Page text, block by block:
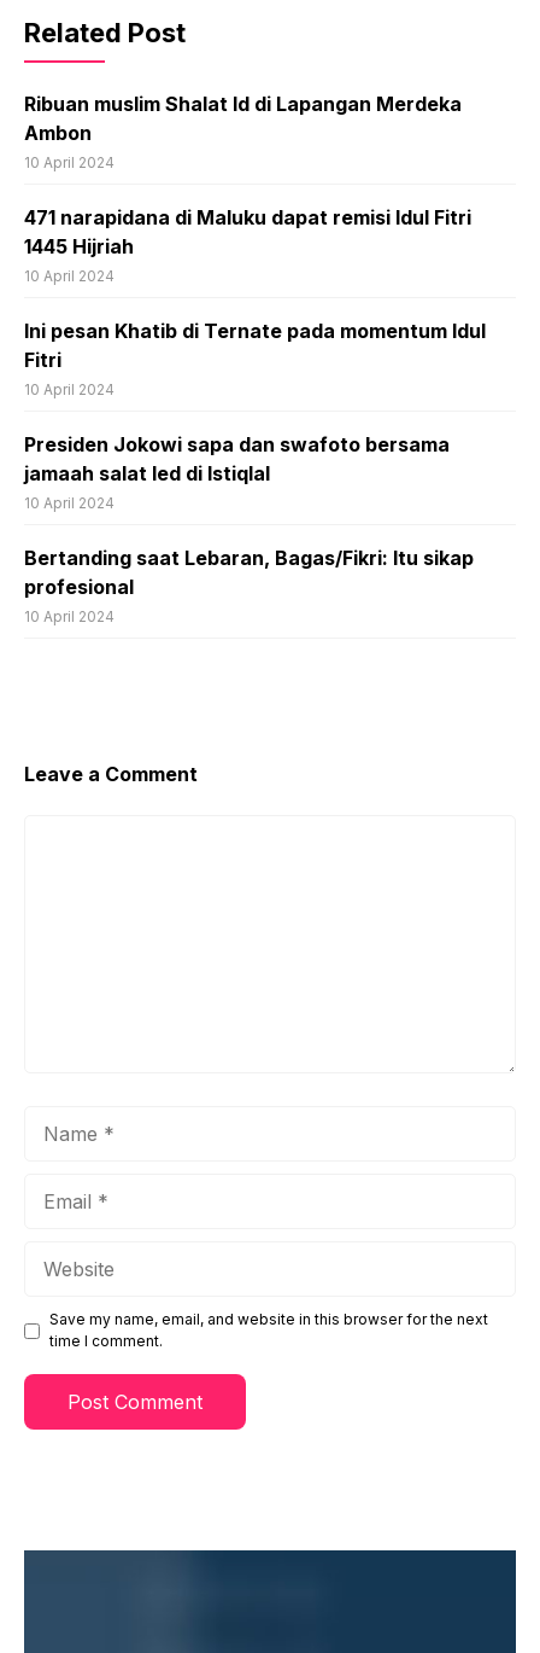
Related Post
Ribuan muslim Shalat Id di Lapangan Merdeka
Ambon
10 April 2024
471 narapidana di Maluku dapat remisi Idul Fitri
1445 Hijriah
10 April 2024
Ini pesan Khatib di Ternate pada momentum Idul
Fitri
10 April 2024
Presiden Jokowi sapa dan swafoto bersama
jamaah salat Ied di Istiqlal
10 April 2024
Bertanding saat Lebaran, Bagas/Fikri: Itu sikap
profesional
10 April 2024
Leave a Comment
Save my name, email, and website in this browser for the next
time I comment.